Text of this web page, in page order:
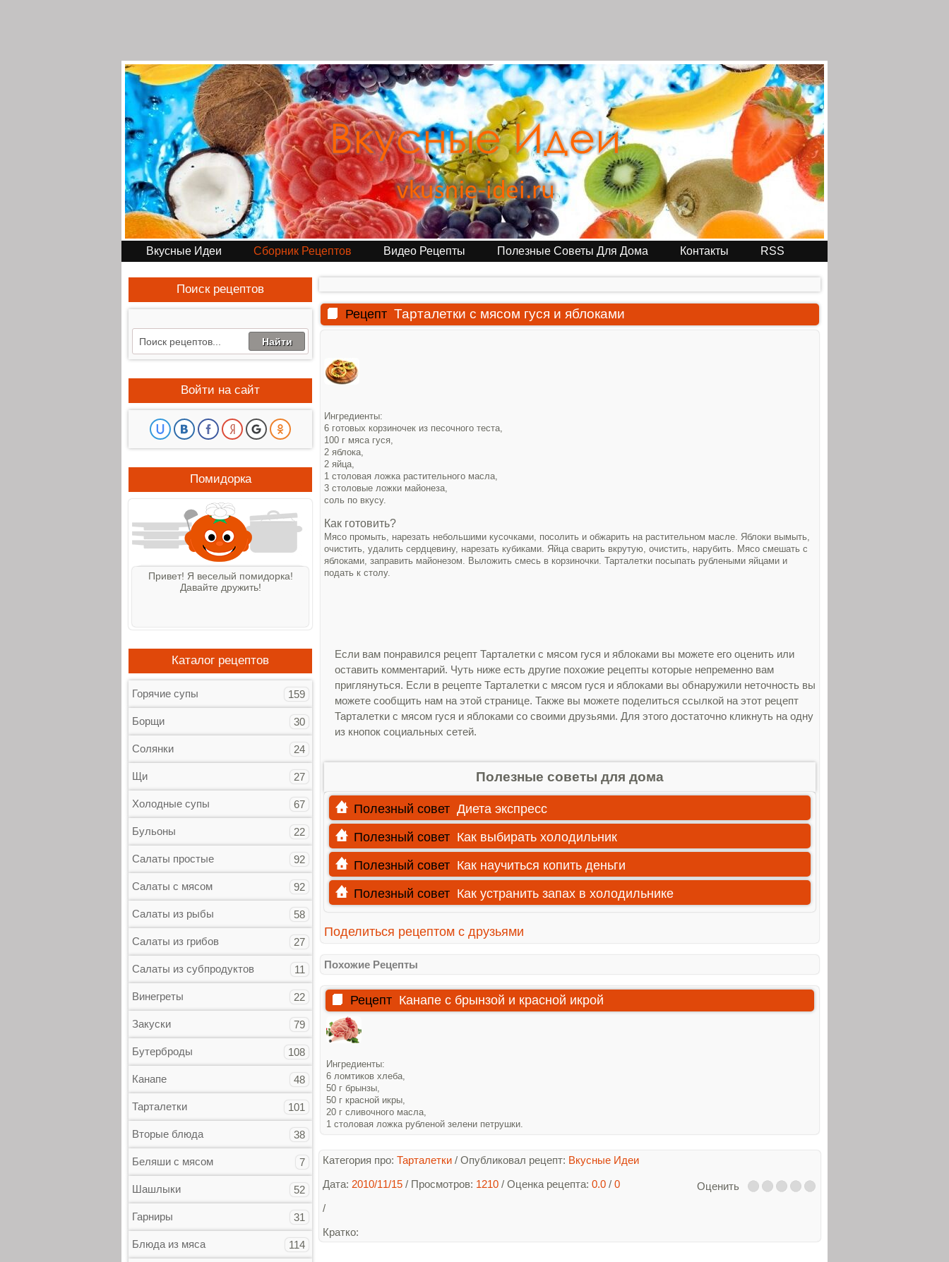
Вкусные Идеи Сборник Рецептов Видео Рецепты Полезные Советы Для Дома Контакты RSS
Рецепт Тарталетки с мясом гуся и яблоками
Ингредиенты:
6 готовых корзиночек из песочного теста,
100 г мяса гуся,
2 яблока,
2 яйца,
1 столовая ложка растительного масла,
3 столовые ложки майонеза,
соль по вкусу.
Как готовить?
Мясо промыть, нарезать небольшими кусочками, посолить и обжарить на растительном масле. Яблоки вымыть,
очистить, удалить сердцевину, нарезать кубиками. Яйца сварить вкрутую, очистить, нарубить. Мясо смешать с
яблоками, заправить майонезом. Выложить смесь в корзиночки. Тарталетки посыпать рублеными яйцами и
подать к столу.
Если вам понравился рецепт Тарталетки с мясом гуся и яблоками вы можете его оценить или
оставить комментарий. Чуть ниже есть другие похожие рецепты которые непременно вам
приглянуться. Если в рецепте Тарталетки с мясом гуся и яблоками вы обнаружили неточность вы
можете сообщить нам на этой странице. Также вы можете поделиться ссылкой на этот рецепт
Тарталетки с мясом гуся и яблоками со своими друзьями. Для этого достаточно кликнуть на одну
из кнопок социальных сетей.
Полезные советы для дома
Полезный совет Диета экспресс
Полезный совет Как выбирать холодильник
Полезный совет Как научиться копить деньги
Полезный совет Как устранить запах в холодильнике
Поделиться рецептом с друзьями
Похожие Рецепты
Рецепт Канапе с брынзой и красной икрой
Ингредиенты:
6 ломтиков хлеба,
50 г брынзы,
50 г красной икры,
20 г сливочного масла,
1 столовая ложка рубленой зелени петрушки.
Категория про: Тарталетки / Опубликовал рецепт: Вкусные Идеи
Дата: 2010/11/15 / Просмотров: 1210 / Оценка рецепта: 0.0 / 0
Оценить
/
Кратко:
Поиск рецептов
Войти на сайт
Помидорка
Привет! Я веселый помидорка!
Давайте дружить!
Каталог рецептов
Горячие супы 159
Борщи 30
Солянки 24
Щи 27
Холодные супы 67
Бульоны 22
Салаты простые 92
Салаты с мясом 92
Салаты из рыбы 58
Салаты из грибов 27
Салаты из субпродуктов 11
Винегреты 22
Закуски 79
Бутерброды 108
Канапе 48
Тарталетки 101
Вторые блюда 38
Беляши с мясом 7
Шашлыки 52
Гарниры 31
Блюда из мяса 114